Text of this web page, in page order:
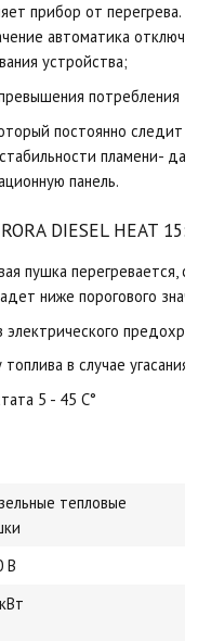
прибор от перегрева.
автоматика
устройства;
потребления
постоянно следит
пламени-
панель.
DIESEL HEAT 15:
пушка перегревается,
ниже порогового
в случае угасания
5 - 45 С°
тепловые
В